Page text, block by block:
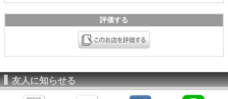
評価する
友人に知らせる